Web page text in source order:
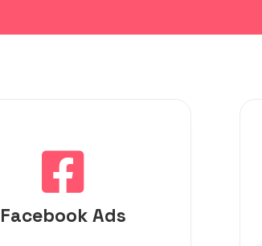

Facebook Ads